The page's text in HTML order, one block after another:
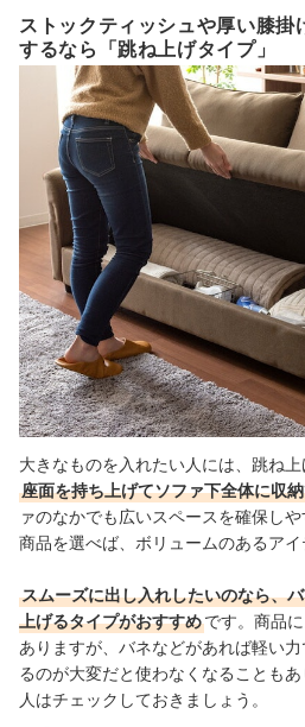
ストックティッシュや厚い膝掛
するなら「跳ね上げタイプ」
大きなものを入れたい人には、跳ね上
座面を持ち上げてソファ下全体に収
ァのなかでも広いスペースを確保し
商品を選べば、ボリュームのあるアイ
スムーズに出し入れしたいのなら、
上げるタイプがおすすめです。 商品
ありますが、バネなどがあれば軽い力
るのが大変だと使わなくなることも
人はチェックしておきましょう。